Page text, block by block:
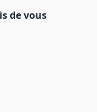
de vous